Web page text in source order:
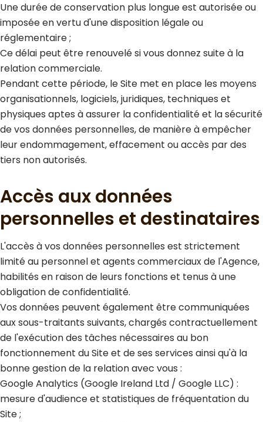
Une durée de conservation plus longue est autorisée ou
imposée en vertu d'une disposition légale ou
réglementaire ;
Ce délai peut être renouvelé si vous donnez suite à la
relation commerciale.
Pendant cette période, le Site met en place les moyens
organisationnels, logiciels, juridiques, techniques et
physiques aptes à assurer la confidentialité et la sécurité
de vos données personnelles, de manière à empêcher
leur endommagement, effacement ou accès par des
tiers non autorisés.
Accès aux données
personnelles et destinataires
L'accès à vos données personnelles est strictement
limité au personnel et agents commerciaux de l'Agence,
habilités en raison de leurs fonctions et tenus à une
obligation de confidentialité.
Vos données peuvent également être communiquées
aux sous-traitants suivants, chargés contractuellement
de l'exécution des tâches nécessaires au bon
fonctionnement du Site et de ses services ainsi qu'à la
bonne gestion de la relation avec vous :
Google Analytics (Google Ireland Ltd / Google LLC) :
mesure d'audience et statistiques de fréquentation du
Site ;